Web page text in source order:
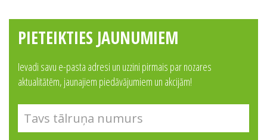
PIETEIKTIES JAUNUMIEM
Ievadi savu e-pasta adresi un uzzini pirmais par nozares
aktualitātēm, jaunajiem piedāvājumiem un akcijām!